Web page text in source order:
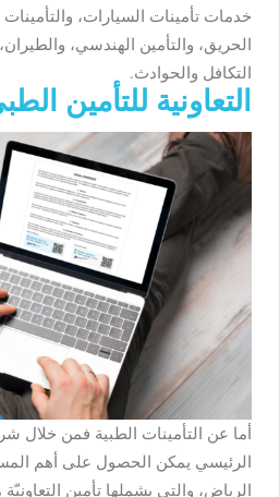
خدمات تأمينات السيارات،
الحريق، والتأمين الهندسي،
التكافل والحوادث.
التعاونية للتأمين
أما عن التأمينات الطبية فمن خلال
الرئيسي يمكن الحصول على أهم
الرياض، والتي يشملها تأمين